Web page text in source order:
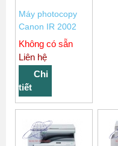
Máy photocopy
Canon IR 2002
Không có sẵn
Liên hệ
Chi
tiết